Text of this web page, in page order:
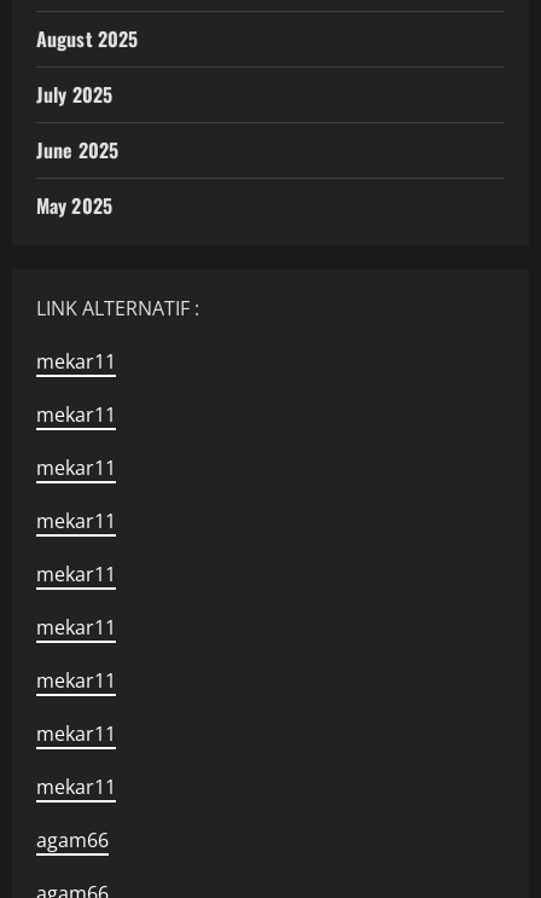
August 2025
July 2025
June 2025
May 2025
LINK ALTERNATIF :
mekar11
mekar11
mekar11
mekar11
mekar11
mekar11
mekar11
mekar11
mekar11
agam66